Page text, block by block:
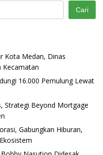
Cari
Kota Medan, Dinas
Kecamatan
16.000 Pemulung Lewat
Strategi Beyond Mortgage
Gabungkan Hiburan,